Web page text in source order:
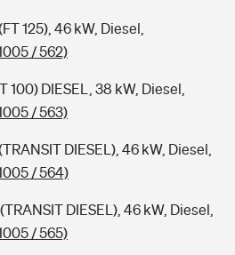
125), 46 kW, Diesel,
/ 562)
100) DIESEL, 38 kW, Diesel,
/ 563)
DIESEL), 46 kW, Diesel,
/ 564)
DIESEL), 46 kW, Diesel,
/ 565)